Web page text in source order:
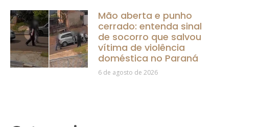
Mão aberta e punho
cerrado: entenda sinal
de socorro que salvou
vítima de violência
doméstica no Paraná
6 de agosto de 2026